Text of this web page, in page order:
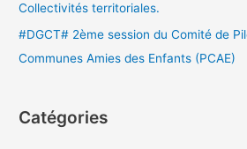
Collectivités territoriales.
#DGCT# 2ème session du Comité de
Communes Amies des Enfants (PCAE)
Catégories